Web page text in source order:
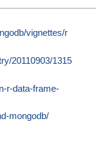
vignettes/r
20110903/1315
r-data-frame-
mongodb/